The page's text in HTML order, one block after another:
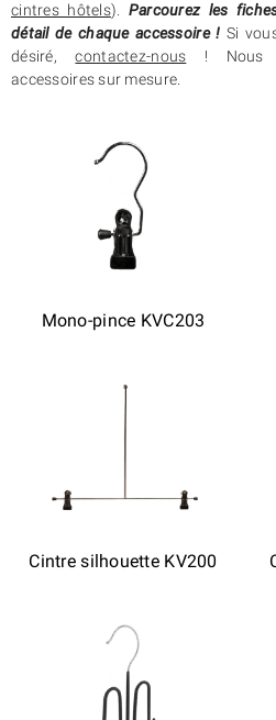
cintres hôtels). Parcourez les
détail de chaque accessoire ! Si
désiré,contactez-nous ! Nous
accessoires sur mesure.
Mono-pince KVC203
Cintre silhouette KV200